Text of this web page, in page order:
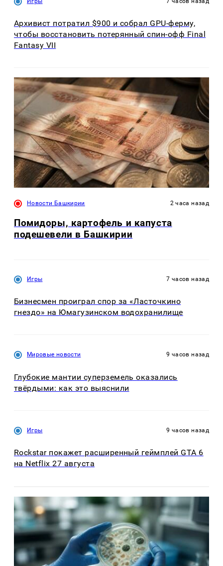
Архивист потратил $900 и собрал GPU-ферму,
чтобы восстановить потерянный спин-офф Final
Fantasy VII
Новости Башкирии 2 часа назад
Помидоры, картофель и капуста
подешевели в Башкирии
Игры 7 часов назад
Бизнесмен проиграл спор за «Ласточкино
гнездо» на Юмагузинском водохранилище
Мировые новости 9 часов назад
Глубокие мантии суперземель оказались
твёрдыми: как это выяснили
Игры 9 часов назад
Rockstar покажет расширенный геймплей GTA 6
на Netflix 27 августа